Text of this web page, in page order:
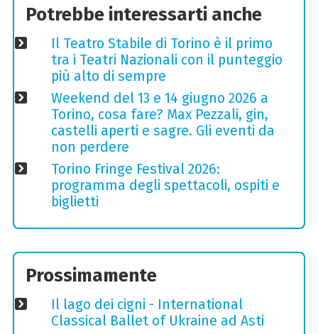
Potrebbe interessarti anche
Il Teatro Stabile di Torino è il primo
tra i Teatri Nazionali con il punteggio
più alto di sempre
Weekend del 13 e 14 giugno 2026 a
Torino, cosa fare? Max Pezzali, gin,
castelli aperti e sagre. Gli eventi da
non perdere
Torino Fringe Festival 2026:
programma degli spettacoli, ospiti e
biglietti
Prossimamente
Il lago dei cigni - International
Classical Ballet of Ukraine ad Asti